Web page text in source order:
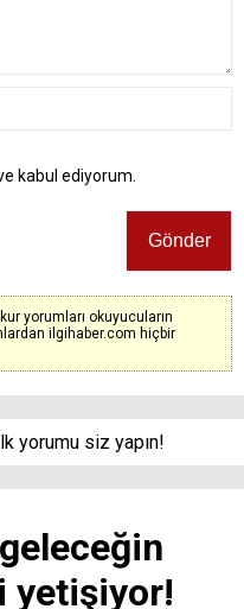
kabul ediyorum.
yorumları okuyucuların
ilgihaber.com hiçbir
yorumu siz yapın!
yetişiyor!